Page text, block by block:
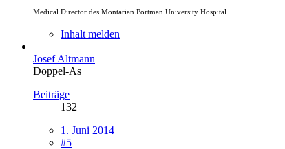
Medical Director des Montarian Portman University Hospital
Inhalt melden
Josef Altmann
Doppel-As
Beiträge
132
1. Juni 2014
#5